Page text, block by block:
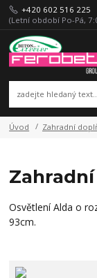
+420 602 516 225
(Letní období Po-Pá,
Úvod Zahradní
Osvětlení Alda o
93cm.